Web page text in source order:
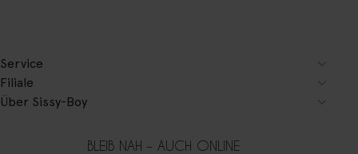
Service
Filiale
Über Sissy-Boy
BLEIB NAH – AUCH ONLINE